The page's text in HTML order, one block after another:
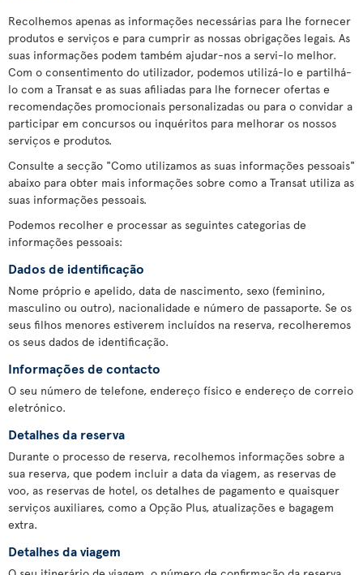
Recolhemos apenas as informações necessárias para lhe fornecer
produtos e serviços e para cumprir as nossas obrigações legais. As
suas informações podem também ajudar-nos a servi-lo melhor.
Com o consentimento do utilizador, podemos utilizá-lo e partilhá-
lo com a Transat e as suas afiliadas para lhe fornecer ofertas e
recomendações promocionais personalizadas ou para o convidar a
participar em concursos ou inquéritos para melhorar os nossos
serviços e produtos.
Consulte a secção "Como utilizamos as suas informações pessoais"
abaixo para obter mais informações sobre como a Transat utiliza as
suas informações pessoais.
Podemos recolher e processar as seguintes categorias de
informações pessoais:
Dados de identificação
Nome próprio e apelido, data de nascimento, sexo (feminino,
masculino ou outro), nacionalidade e número de passaporte. Se os
seus filhos menores estiverem incluídos na reserva, recolheremos
os seus dados de identificação.
Informações de contacto
O seu número de telefone, endereço físico e endereço de correio
eletrónico.
Detalhes da reserva
Durante o processo de reserva, recolhemos informações sobre a
sua reserva, que podem incluir a data da viagem, as reservas de
voo, as reservas de hotel, os detalhes de pagamento e quaisquer
serviços auxiliares, como a Opção Plus, atualizações e bagagem
extra.
Detalhes da viagem